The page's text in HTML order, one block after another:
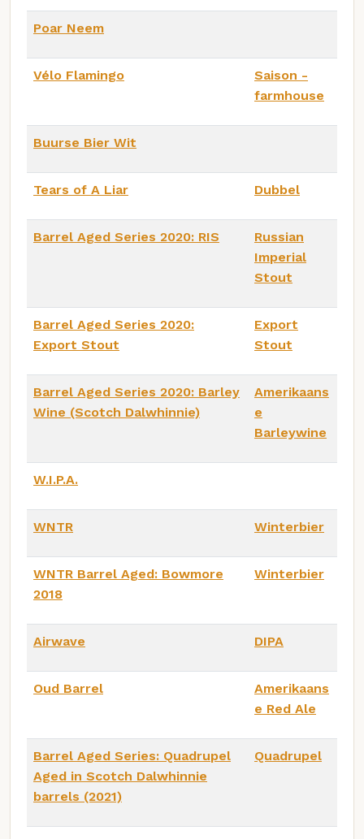
Poar Neem
Vélo Flamingo
Saison -
farmhouse
Buurse Bier Wit
Tears of A Liar Dubbel
Barrel Aged Series 2020: RIS
Russian
Imperial
Stout
Barrel Aged Series 2020:
Export Stout
Export
Stout
Barrel Aged Series 2020: Barley
Wine (Scotch Dalwhinnie)
Amerikaans
e
Barleywine
W.I.P.A.
WNTR Winterbier
WNTR Barrel Aged: Bowmore
2018
Winterbier
Airwave DIPA
Oud Barrel
Amerikaans
e Red Ale
Barrel Aged Series: Quadrupel
Aged in Scotch Dalwhinnie
barrels (2021)
Quadrupel